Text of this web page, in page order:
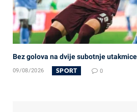
Bez golova na dvije subotnje
09/08/2026 SPORT 0